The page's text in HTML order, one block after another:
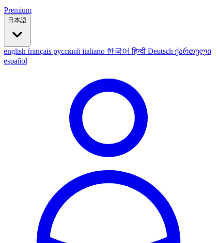
Premium
日本語
english français русский italiano 한국어हिन्दी Deutsch ქართული
español